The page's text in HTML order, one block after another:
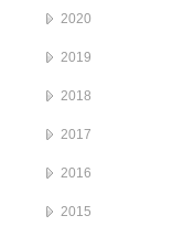
2020
2019
2018
2017
2016
2015